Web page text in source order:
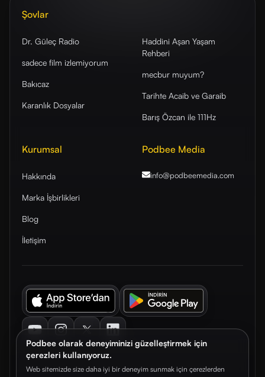
Podbee olarak deneyiminizi güzelleştirmek için
çerezleri kullanıyoruz.
Web sitemizde size daha iyi bir deneyim sunmak için çerezlerden
Şovlar
Dr. Güleç Radio
sadece film izlemiyorum
Bakıcaz
Karanlık Dosyalar
Haddini Aşan Yaşam
Rehberi
mecbur muyum?
Tarihte Acaib ve Garaib
Barış Özcan ile 111Hz
Kurumsal
Hakkında
Marka İşbirlikleri
Blog
İletişim
Podbee Media
info@podbeemedia.com